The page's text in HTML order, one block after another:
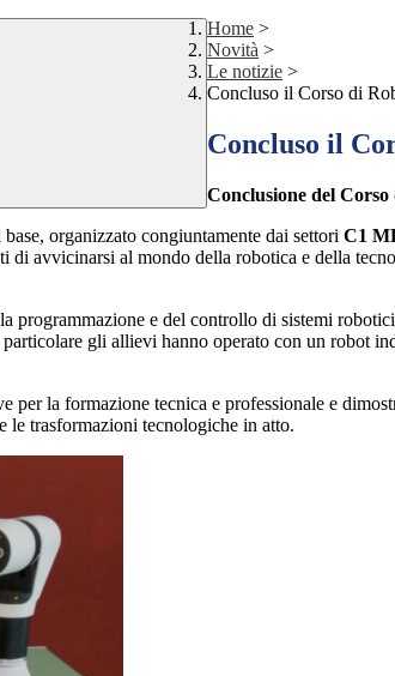
Home >
Novità >
Le notizie >
Concluso il Corso di
Concluso il
Conclusione del
organizzato congiuntamente dai settori C1
di avvicinarsi al mondo della robotica e della
e del controllo di sistemi
gli allievi hanno operato con un robot
la formazione tecnica e professionale e
le trasformazioni tecnologiche in atto.